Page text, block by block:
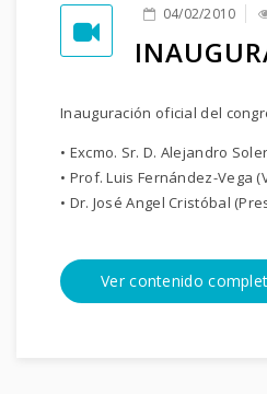
04/02/2010
Inauguración oficial del
• Excmo. Sr. D. Alejandro
• Prof. Luis Fernández-Vega
• Dr. José Angel Cristóbal
Ver contenido